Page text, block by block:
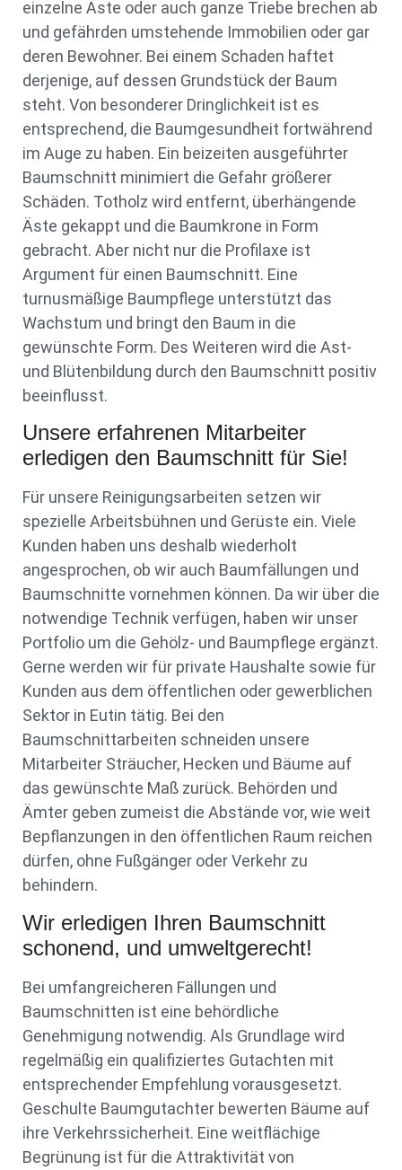
einzelne Äste oder auch ganze Triebe brechen ab
und gefährden umstehende Immobilien oder gar
deren Bewohner. Bei einem Schaden haftet
derjenige, auf dessen Grundstück der Baum
steht. Von besonderer Dringlichkeit ist es
entsprechend, die Baumgesundheit fortwährend
im Auge zu haben. Ein beizeiten ausgeführter
Baumschnitt minimiert die Gefahr größerer
Schäden. Totholz wird entfernt, überhängende
Äste gekappt und die Baumkrone in Form
gebracht. Aber nicht nur die Profilaxe ist
Argument für einen Baumschnitt. Eine
turnusmäßige Baumpflege unterstützt das
Wachstum und bringt den Baum in die
gewünschte Form. Des Weiteren wird die Ast-
und Blütenbildung durch den Baumschnitt positiv
beeinflusst.
Unsere erfahrenen Mitarbeiter
erledigen den Baumschnitt für Sie!
Für unsere Reinigungsarbeiten setzen wir
spezielle Arbeitsbühnen und Gerüste ein. Viele
Kunden haben uns deshalb wiederholt
angesprochen, ob wir auch Baumfällungen und
Baumschnitte vornehmen können. Da wir über die
notwendige Technik verfügen, haben wir unser
Portfolio um die Gehölz- und Baumpflege ergänzt.
Gerne werden wir für private Haushalte sowie für
Kunden aus dem öffentlichen oder gewerblichen
Sektor in Eutin tätig. Bei den
Baumschnittarbeiten schneiden unsere
Mitarbeiter Sträucher, Hecken und Bäume auf
das gewünschte Maß zurück. Behörden und
Ämter geben zumeist die Abstände vor, wie weit
Bepflanzungen in den öffentlichen Raum reichen
dürfen, ohne Fußgänger oder Verkehr zu
behindern.
Wir erledigen Ihren Baumschnitt
schonend, und umweltgerecht!
Bei umfangreicheren Fällungen und
Baumschnitten ist eine behördliche
Genehmigung notwendig. Als Grundlage wird
regelmäßig ein qualifiziertes Gutachten mit
entsprechender Empfehlung vorausgesetzt.
Geschulte Baumgutachter bewerten Bäume auf
ihre Verkehrssicherheit. Eine weitflächige
Begrünung ist für die Attraktivität von